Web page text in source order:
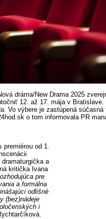
dráma/New Drama 2025
12. až 17. mája v
Vo výbere je zastúpená
o tom informovala PR
premiérou od 1.
a
kritička Ivana
pre
a formálna
odlišné
(bez)nádeje
i